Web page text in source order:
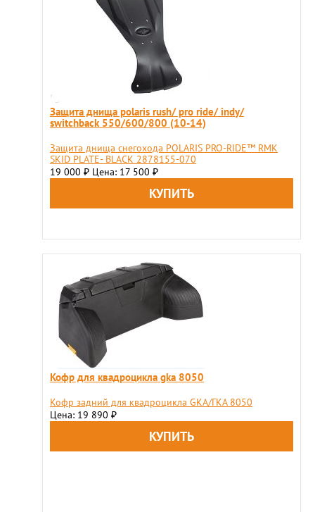
Защита днища polaris rush/ pro ride/ indy/
switchback 550/600/800 (10-14)
Защита днища снегохода POLARIS PRO-RIDE™ RMK
SKID PLATE- BLACK 2878155-070
19 000 ₽ Цена: 17 500 ₽
Кофр для квадроцикла gka 8050
Кофр задний для квадроцикла GKA/ГКА 8050
Цена: 19 890 ₽